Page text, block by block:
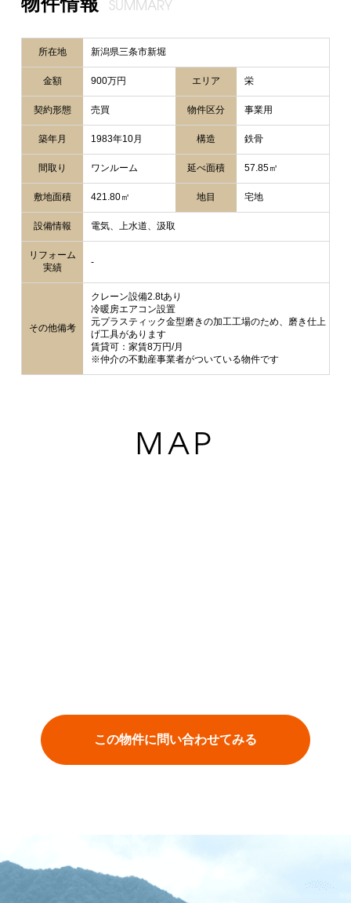
SUMMARY
所在地 新潟県三条市新堀
金額 900万円 エリア 栄
契約形態 売買 物件区分 事業用
築年月 1983年10月 構造 鉄骨
間取り ワンルーム 延べ面積 57.85㎡
敷地面積 421.80㎡ 地目 宅地
設備情報 電気、上水道、汲取
リフォーム
実績
-
その他備考
クレーン設備2.8tあり
冷暖房エアコン設置
元プラスティック金型磨きの加工工場のため、磨き仕上
げ工具があります
賃貸可：家賃8万円/月
※仲介の不動産事業者がついている物件です
MAP
この物件に問い合わせてみる